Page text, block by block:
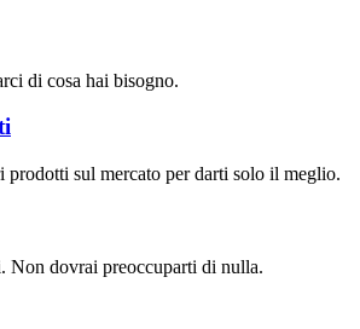
di cosa hai bisogno.
prodotti sul mercato per darti solo il meglio.
Non dovrai preoccuparti di nulla.